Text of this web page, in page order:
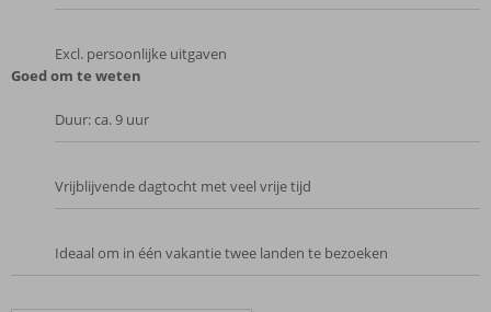
Excl. persoonlijke uitgaven
Goed om te weten
Duur: ca. 9 uur
Vrijblijvende dagtocht met veel vrije tijd
Ideaal om in één vakantie twee landen te bezoeken